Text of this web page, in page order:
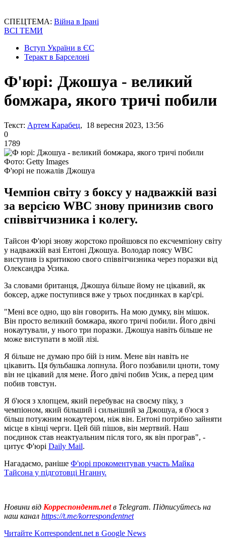
СПЕЦТЕМА: Війна в Ірані
ВСІ ТЕМИ
Вступ України в ЄС
Теракт в Барселоні
Ф'юрі: Джошуа - великий
бомжара, якого тричі побили
Текст: Артем Карабец, 18 вересня 2023, 13:56
0
1789
Фото: Getty Images
Ф'юрі не пожалів Джошуа
Чемпіон світу з боксу у надважкій вазі
за версією WBC знову принизив свого
співвітчизника і колегу.
Тайсон Ф'юрі знову жорстоко пройшовся по ексчемпіону світу
у надважкій вазі Ентоні Джошуа. Володар поясу WBC
виступив із критикою свого співвітчизника через поразки від
Олександра Усика.
За словами британця, Джошуа більше йому не цікавий, як
боксер, адже поступився вже у трьох поєдинках в кар'єрі.
"Мені все одно, що він говорить. На мою думку, він мішок.
Він просто великий бомжара, якого тричі побили. Його двічі
нокаутували, у нього три поразки. Джошуа навіть більше не
може виступати в моїй лізі.
Я більше не думаю про бій із ним. Мене він навіть не
цікавить. Ця бульбашка лопнула. Його позбавили цноти, тому
він не цікавий для мене. Його двічі побив Усик, а перед цим
побив товстун.
Я б'юся з хлопцем, який перебуває на своєму піку, з
чемпіоном, який більший і сильніший за Джошуа, я б'юся з
більш потужним нокаутером, ніж він. Ентоні потрібно зайняти
місце в кінці черги. Цей бій пішов, він мертвий. Наш
поєдинок став неактуальним після того, як він програв", -
цитує Ф'юрі Daily Mail.
Нагадаємо, раніше Ф'юрі прокоментував участь Майка
Тайсона у підготовці Нганну.
Новини від Корреспондент.netв Telegram. Підписуйтесь на
наш канал https://t.me/korrespondentnet
Читайте Korrespondent.net в Google News